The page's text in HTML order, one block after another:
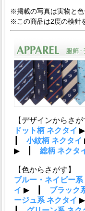
※掲載の写真は実物と色
※この商品は2度の検針